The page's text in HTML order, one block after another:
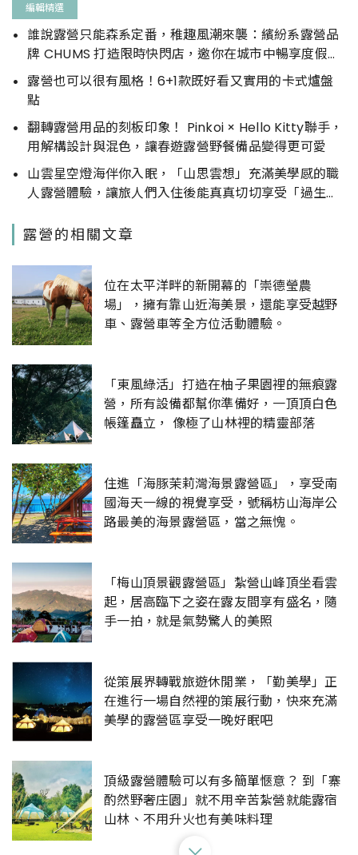
編輯精選
誰說露營只能森系定番，稚趣風潮來襲：繽紛系露營品
牌 CHUMS 打造限時快閃店，邀你在城市中暢享度假氛
圍
露營也可以很有風格！6+1款既好看又實用的卡式爐盤
點
翻轉露營用品的刻板印象！ Pinkoi × Hello Kitty聯手，
用解構設計與混色，讓春遊露營野餐備品變得更可愛
山雲星空燈海伴你入眠，「山思雲想」充滿美學感的職
人露營體驗，讓旅人們入住後能真真切切享受「過生
露營的相關文章
位在太平洋畔的新開幕的「崇德瑩農
場」，擁有靠山近海美景，還能享受越野
車、露營車等全方位活動體驗。
「東風綠活」打造在柚子果園裡的無痕露
營，所有設備都幫你準備好，一頂頂白色
帳篷矗立， 像極了山林裡的精靈部落
住進「海豚茉莉灣海景露營區」，享受南
國海天一線的視覺享受，號稱枋山海岸公
路最美的海景露營區，當之無愧。
「梅山頂景觀露營區」紮營山峰頂坐看雲
起，居高臨下之姿在露友間享有盛名，隨
手一拍，就是氣勢驚人的美照
從策展界轉戰旅遊休閒業，「勤美學」正
在進行一場自然裡的策展行動，快來充滿
美學的露營區享受一晚好眠吧
頂級露營體驗可以有多簡單愜意？ 到「寨
酌然野奢庄園」就不用辛苦紮營就能露宿
山林、不用升火也有美味料理